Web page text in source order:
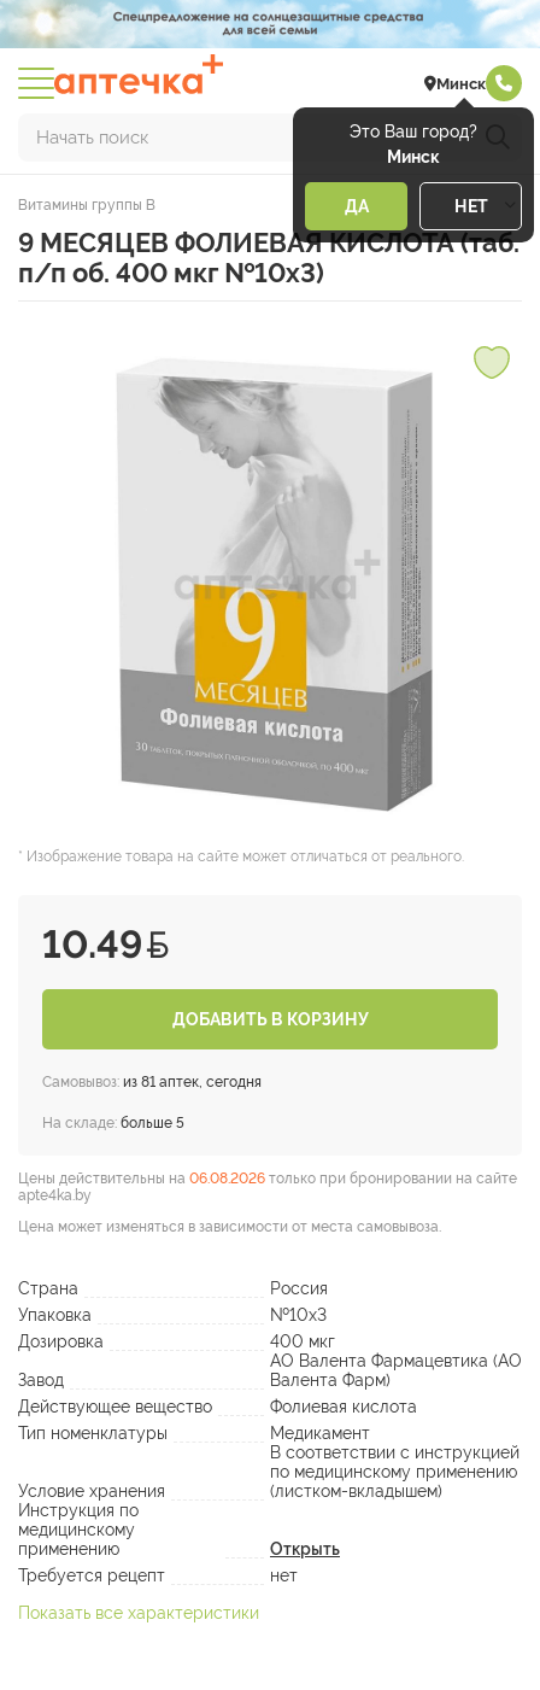
Минск
Это Ваш город?
Минск
ДА НЕТ
Начать поиск
Витамины группы В
9 МЕСЯЦЕВ ФОЛИЕВАЯ КИСЛОТА (таб.
п/п об. 400 мкг №10х3)
* Изображение товара на сайте может отличаться от реального.
10.49
ДОБАВИТЬ В КОРЗИНУ
Самовывоз: из 81 аптек, сегодня
На складе: больше 5
Цены действительны на 06.08.2026 только при бронировании на сайте
apte4ka.by
Цена может изменяться в зависимости от места самовывоза.
Страна
Россия
Упаковка
№10х3
Дозировка
400 мкг
Завод
АО Валента Фармацевтика (АО
Валента Фарм)
Действующее вещество
Фолиевая кислота
Тип номенклатуры
Медикамент
Условие хранения
В соответствии с инструкцией
по медицинскому применению
(листком-вкладышем)
Инструкция по
медицинскому
применению
Открыть
Требуется рецепт
нет
Показать все характеристики